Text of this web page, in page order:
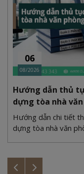
06
08/2026
Hướng dẫn thủ
dựng tòa nhà
Hướng dẫn chi tiết
dựng tòa nhà văn